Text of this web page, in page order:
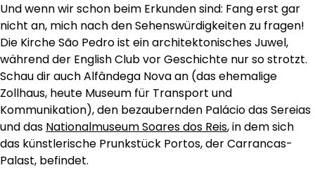
Und wenn wir schon beim Erkunden sind: Fang erst gar
nicht an, mich nach den Sehenswürdigkeiten zu fragen!
Die Kirche São Pedro ist ein architektonisches Juwel,
während der English Club vor Geschichte nur so strotzt.
Schau dir auch Alfândega Nova an (das ehemalige
Zollhaus, heute Museum für Transport und
Kommunikation), den bezaubernden Palácio das Sereias
und das Nationalmuseum Soares dos Reis, in dem sich
das künstlerische Prunkstück Portos, der Carrancas-
Palast, befindet.